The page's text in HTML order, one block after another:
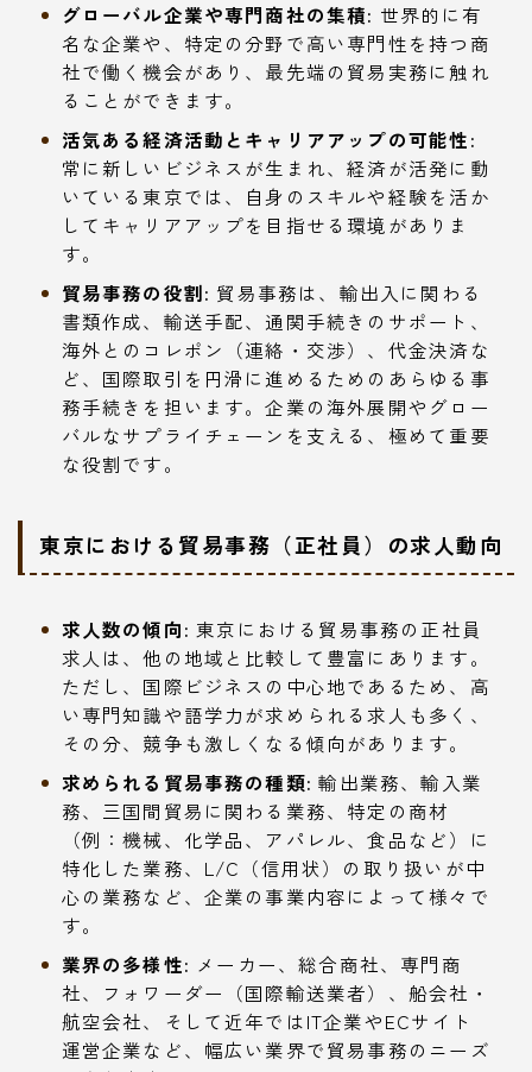
グローバル企業や専門商社の集積: 世界的に有
名な企業や、特定の分野で高い専門性を持つ商
社で働く機会があり、最先端の貿易実務に触れ
ることができます。
活気ある経済活動とキャリアアップの可能性:
常に新しいビジネスが生まれ、経済が活発に動
いている東京では、自身のスキルや経験を活か
してキャリアアップを目指せる環境がありま
す。
貿易事務の役割: 貿易事務は、輸出入に関わる
書類作成、輸送手配、通関手続きのサポート、
海外とのコレポン（連絡・交渉）、代金決済な
ど、国際取引を円滑に進めるためのあらゆる事
務手続きを担います。企業の海外展開やグロー
バルなサプライチェーンを支える、極めて重要
な役割です。
東京における貿易事務（正社員）の求人動向
求人数の傾向: 東京における貿易事務の正社員
求人は、他の地域と比較して豊富にあります。
ただし、国際ビジネスの中心地であるため、高
い専門知識や語学力が求められる求人も多く、
その分、競争も激しくなる傾向があります。
求められる貿易事務の種類: 輸出業務、輸入業
務、三国間貿易に関わる業務、特定の商材
（例：機械、化学品、アパレル、食品など）に
特化した業務、L/C（信用状）の取り扱いが中
心の業務など、企業の事業内容によって様々で
す。
業界の多様性: メーカー、総合商社、専門商
社、フォワーダー（国際輸送業者）、船会社・
航空会社、そして近年ではIT企業やECサイト
運営企業など、幅広い業界で貿易事務のニーズ